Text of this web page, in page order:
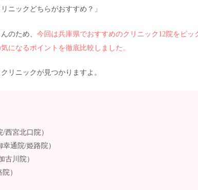
ニックどちらがおすすめ？」
のため、 今回は兵庫県でおすすめのクリニック12院をピッ
になるポイントを徹底比較しました。
リニックが見つかりますよ。
/西宮北口院）
幸通院/姫路院）
古川院）
）